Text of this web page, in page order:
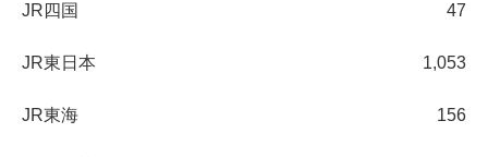
JR四国 47
JR東日本 1,053
JR東海 156